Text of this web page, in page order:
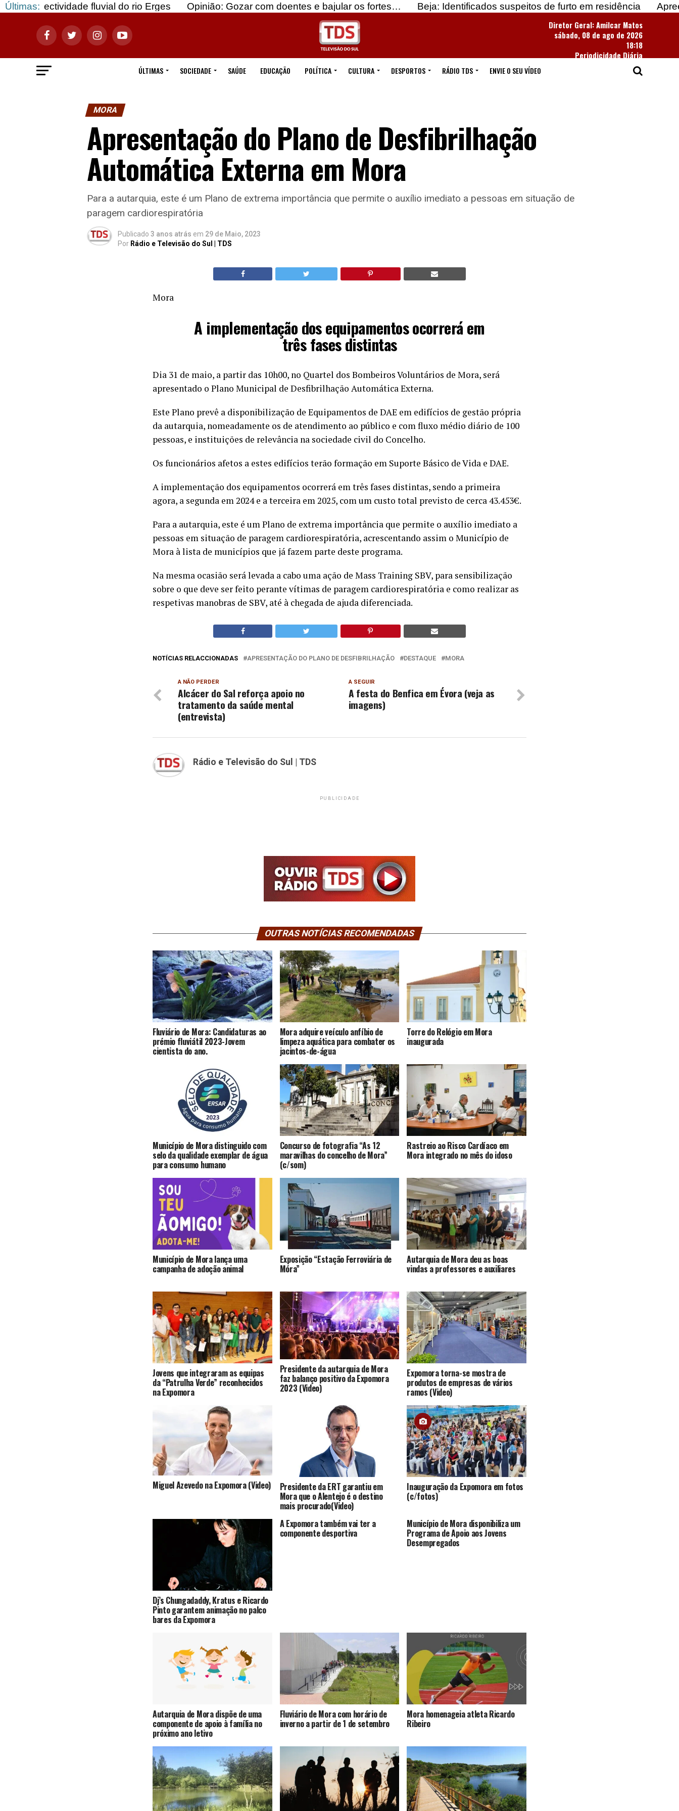
Últimas: fluvial do rio Erges Opinião: Gozar com doentes e bajular os fortes… Beja: Identificados suspeitos de furto em residência
Apreendidas
Diretor Geral: Amilcar Matos
sábado, 08 de ago de 2026
18:18
Periodicidade Diária
ÚLTIMAS
SOCIEDADE SAÚDE EDUCAÇÃO POLÍTICA CULTURA DESPORTOS RÁDIO TDS ENVIE O SEU VÍDEO
MORA
Apresentação do Plano de Desfibrilhação
Automática Externa em Mora
Para a autarquia, este é um Plano de extrema importância que permite o auxílio imediato a pessoas em situação de
paragem cardiorespiratória
Publicado 3 anos atrás em 29 de Maio, 2023
Por Rádio e Televisão do Sul | TDS
Mora
A implementação dos equipamentos ocorrerá em
três fases distintas
Dia 31 de maio, a partir das 10h00, no Quartel dos Bombeiros Voluntários de Mora, será
apresentado o Plano Municipal de Desfibrilhação Automática Externa.
Este Plano prevê a disponibilização de Equipamentos de DAE em edifícios de gestão própria
da autarquia, nomeadamente os de atendimento ao público e com fluxo médio diário de 100
pessoas, e instituições de relevância na sociedade civil do Concelho.
Os funcionários afetos a estes edifícios terão formação em Suporte Básico de Vida e DAE.
A implementação dos equipamentos ocorrerá em três fases distintas, sendo a primeira
agora, a segunda em 2024 e a terceira em 2025, com um custo total previsto de cerca 43.453€.
Para a autarquia, este é um Plano de extrema importância que permite o auxílio imediato a
pessoas em situação de paragem cardiorespiratória, acrescentando assim o Município de
Mora à lista de municípios que já fazem parte deste programa.
Na mesma ocasião será levada a cabo uma ação de Mass Training SBV, para sensibilização
sobre o que deve ser feito perante vítimas de paragem cardiorespiratória e como realizar as
respetivas manobras de SBV, até à chegada de ajuda diferenciada.
NOTÍCIAS RELACCIONADAS APRESENTAÇÃO DO PLANO DE DESFIBRILHAÇÃO DESTAQUE MORA
A SEGUIR
A festa do Benfica em Évora (veja as
imagens)
A NÃO PERDER
Alcácer do Sal reforça apoio no
tratamento da saúde mental
(entrevista)
Rádio e Televisão do Sul | TDS
PUBLICIDADE
OUTRAS NOTÍCIAS RECOMENDADAS
Fluviário de Mora: Candidaturas ao
prémio fluviátil 2023-Jovem
cientista do ano.
Mora adquire veículo anfíbio de
limpeza aquática para combater os
jacintos-de-água
Torre do Relógio em Mora
inaugurada
Município de Mora distinguido com
selo da qualidade exemplar de água
para consumo humano
Concurso de fotografia “As 12
maravilhas do concelho de Mora”
(c/som)
Rastreio ao Risco Cardíaco em
Mora integrado no mês do idoso
Município de Mora lança uma
campanha de adoção animal
Exposição “Estação Ferroviária de
Móra”
Autarquia de Mora deu as boas
vindas a professores e auxiliares
Jovens que integraram as equipas
da “Patrulha Verde” reconhecidos
na Expomora
Presidente da autarquia de Mora
faz balanço positivo da Expomora
2023 (Video)
Expomora torna-se mostra de
produtos de empresas de vários
ramos (Video)
Miguel Azevedo na Expomora (Video) Presidente da ERT garantiu em
Mora que o Alentejo é o destino
mais procurado(Video)
Inauguração da Expomora em fotos
(c/fotos)
Dj’s Chungadaddy, Kratus e Ricardo
Pinto garantem animação no palco
bares da Expomora
A Expomora também vai ter a
componente desportiva
Município de Mora disponibiliza um
Programa de Apoio aos Jovens
Desempregados
Autarquia de Mora dispõe de uma
componente de apoio à família no
próximo ano letivo
Fluviário de Mora com horário de
inverno a partir de 1 de setembro
Mora homenageia atleta Ricardo
Ribeiro